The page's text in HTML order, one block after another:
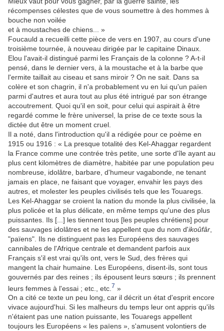
récompenses célestes que de vous soumettre à des hommes à
bouche non voilée
et à moustaches de chiens... »
Foucauld a recueilli cette pièce de vers en 1907, au cours d'une
troisième tournée, à nouveau dirigée par le capitaine Dinaux.
Elou l'avait-il distingué parmi les Français de la colonne ? A-t-il
pensé, dans le dernier vers, à la moustache et à la barbe que
l'ermite taillait au ciseau et sans miroir ? On ne sait. Dans sa
colère et son chagrin, il n'a probablement vu en lui qu'un païen
parmi d'autres et aura tout au plus été intrigué par son étrange
accoutrement. Quoi qu'il en soit, pour celui qui aspirait à être
regardé comme le frère universel, la prise de ce texte sous la
dictée dut être un moment cruel.
Il a noté, dans l'introduction qu'il a rédigée pour ce poème en
1915 ou 1916 : « La presque totalité des Kel-Ahaggar regardent
la France comme une contrée très petite, une sorte d'île ayant au
plus cent kilomètres de diamètre, habitée par une population peu
nombreuse, idolâtre, barbare, d'humeur vagabonde, ne tenant
jamais en place, ne faisant que voyager, envahir les pays des
autres, et molester les peuples civilisés tels que les Touaregs.
Les Kel-Ahaggar se croient la nation du monde la plus civilisée, la
plus policée et la plus délicate, en même temps qu'une des plus
puissantes. Ils [...] les tiennent tous [les peuples chrétiens] pour
des sauvages idolâtres et ne les appellent que du nom d'ikoûfâr
"païens". Ils ne distinguent pas les Européens des sauvages
cannibales de l'Afrique centrale et demandent parfois aux
Français s'il est vrai qu'ils ont, vers le Sud, des frères qui
mangent la chair humaine. Les Européens, disent-ils, sont tous
gouvernés par des reines ; ils épousent leurs sœurs ; ils prennent
leurs femmes à l'essai ; etc., etc. 7 »
On a cité ce texte un peu long, car il décrit un état d'esprit encore
vivace aujourd'hui. Si les malheurs du temps leur ont appris qu'ils
n'étaient pas une nation puissante, les Touaregs appellent
toujours les Européens « les païens », s'amusent volontiers de